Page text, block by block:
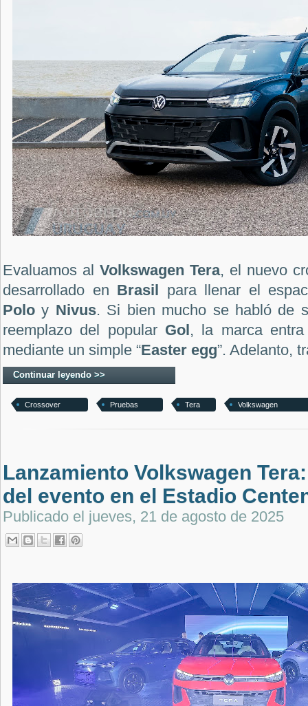
Evaluamos al Volkswagen Tera, el nuevo
desarrollado en Brasil para llenar el
Polo y Nivus. Si bien mucho se habló de
reemplazo del popular Gol, la marca
mediante un simple “Easter egg”. Adelanto,
Continuar leyendo >>
Crossover Pruebas Tera Volkswagen
Lanzamiento Volkswagen
del evento en el Estadio
Publicado el jueves, 21 de agosto de 2025